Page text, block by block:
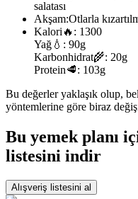
salatası
Akşam:Otlarla
Kalori 🔥: 1300
Yağ 💧: 90g
Karbonhidrat🌾: 20g
Protein🥩: 103g
Bu değerler yaklaşık olup,
yöntemlerine göre biraz
Bu yemek planı
listesini indir
Alışveriş listesini al